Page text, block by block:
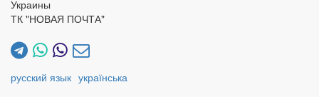
Украины
ТК "НОВАЯ ПОЧТА"
русский язык українська